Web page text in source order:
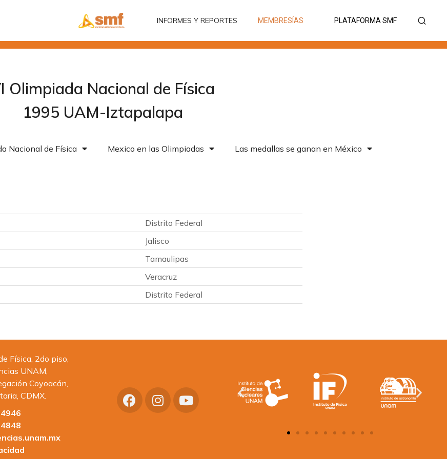
INFORMES Y REPORTES MEMBRESÍAS PLATAFORMA SMF
Olimpiada Nacional de Física
1995 UAM-Iztapalapa
Nacional de Física Mexico en las Olimpiadas Las medallas se ganan en México
Distrito Federal
Jalisco
Tamaulipas
Veracruz
Distrito Federal
Física, 2do piso,
UNAM,
Coyoacán,
CDMX.
MEMBRESÍAS